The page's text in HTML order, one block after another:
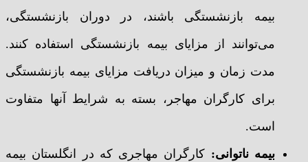
بیمه بازنشستگی باشند، در دوران بازنشستگی،
می‌توانند از مزایای بیمه بازنشستگی استفاده کنند.
مدت زمان و میزان دریافت مزایای بیمه بازنشستگی
برای کارگران مهاجر، بسته به شرایط آنها متفاوت
است.
بیمه ناتوانی: کارگران مهاجری که در انگلستان بیمه